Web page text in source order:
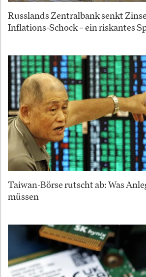
Russlands Zentralbank senkt
Inflations-Schock – ein riskantes
Taiwan-Börse rutscht ab: Was
müssen